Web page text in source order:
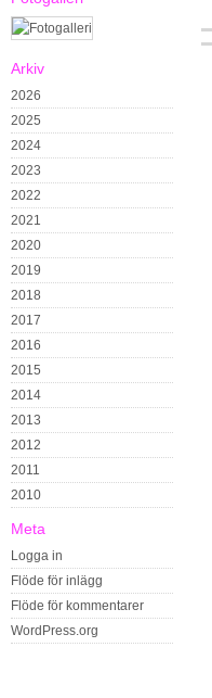
Arkiv
2026
2025
2024
2023
2022
2021
2020
2019
2018
2017
2016
2015
2014
2013
2012
2011
2010
Meta
Logga in
Flöde för inlägg
Flöde för kommentarer
WordPress.org